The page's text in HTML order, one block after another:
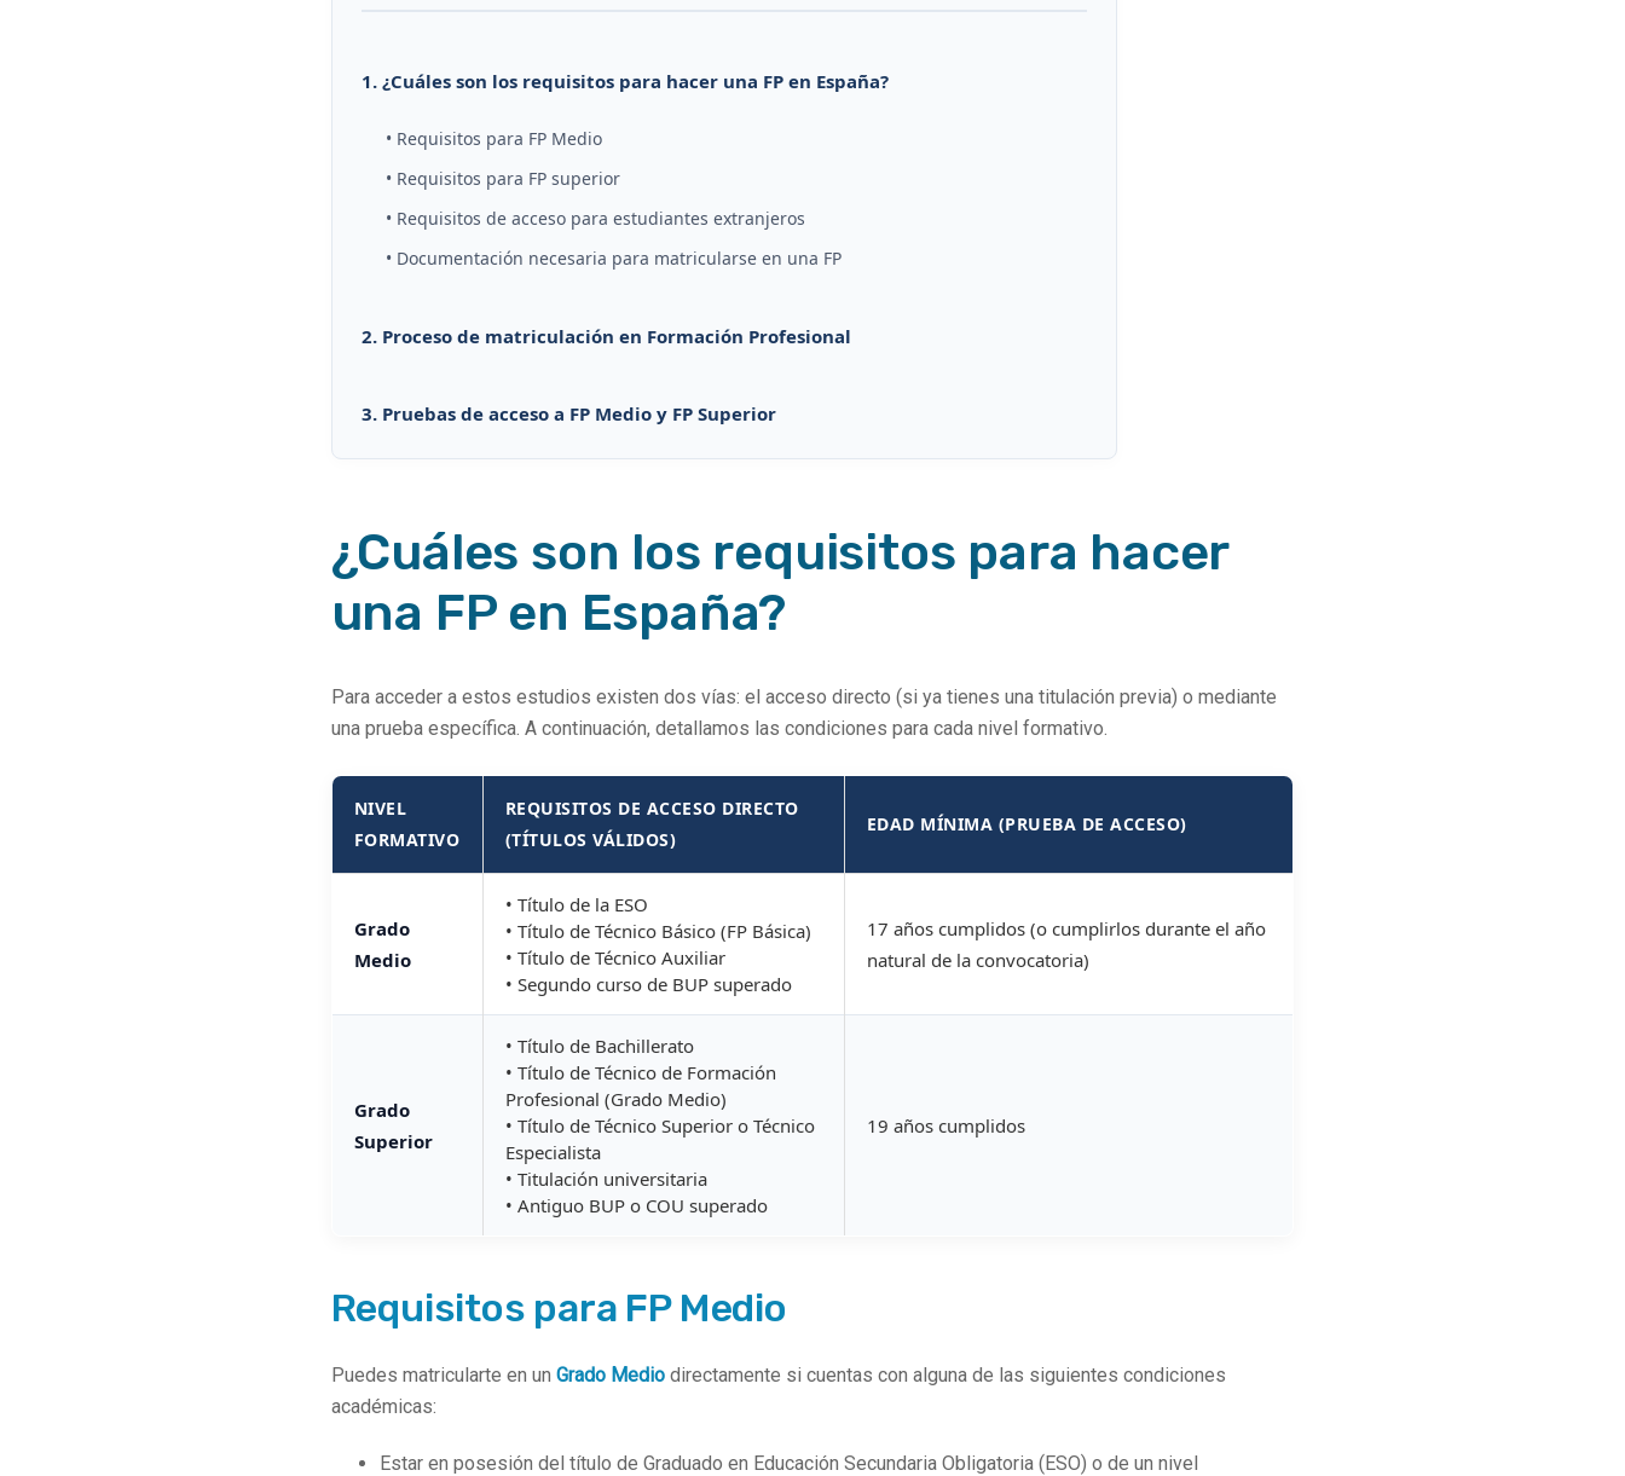
1. ¿Cuáles son los requisitos para hacer una FP en España?
• Requisitos para FP Medio
• Requisitos para FP superior
• Requisitos de acceso para estudiantes extranjeros
• Documentación necesaria para matricularse en una FP
2. Proceso de matriculación en Formación Profesional
3. Pruebas de acceso a FP Medio y FP Superior
¿Cuáles son los requisitos para hacer
una FP en España?
Para acceder a estos estudios existen dos vías: el acceso directo (si ya tienes una titulación previa) o mediante
una prueba específica. A continuación, detallamos las condiciones para cada nivel formativo.
NIVEL
FORMATIVO
REQUISITOS DE ACCESO DIRECTO
(TÍTULOS VÁLIDOS)
EDAD MÍNIMA (PRUEBA DE ACCESO)
Grado
Medio
• Título de la ESO
• Título de Técnico Básico (FP Básica)
• Título de Técnico Auxiliar
• Segundo curso de BUP superado
17 años cumplidos (o cumplirlos durante el año
natural de la convocatoria)
Grado
Superior
• Título de Bachillerato
• Título de Técnico de Formación
Profesional (Grado Medio)
• Título de Técnico Superior o Técnico
Especialista
• Titulación universitaria
• Antiguo BUP o COU superado
19 años cumplidos
Requisitos para FP Medio
Puedes matricularte en un Grado Mediodirectamente si cuentas con alguna de las siguientes condiciones
académicas:
Estar en posesión del título de Graduado en Educación Secundaria Obligatoria (ESO) o de un nivel